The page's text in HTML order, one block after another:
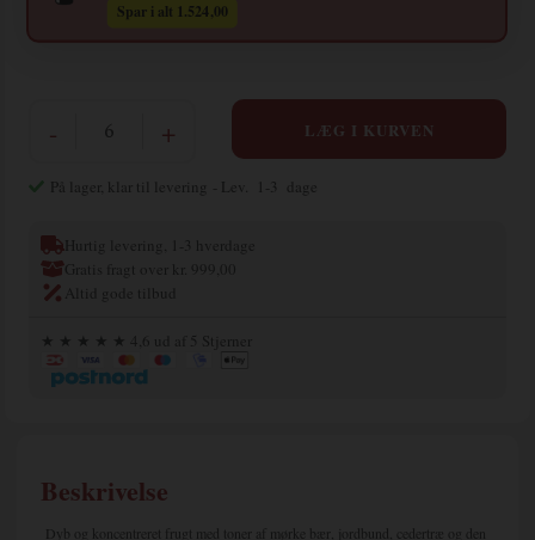
Spar i alt 1.524,00
- +
På lager, klar til levering - Lev. 1-3 dage
Hurtig levering, 1-3 hverdage
Gratis fragt over kr. 999,00
Altid gode tilbud
★ ★ ★ ★ ★ 4,6 ud af 5 Stjerner
Beskrivelse
Dyb og koncentreret frugt med toner af mørke bær, jordbund, cedertræ og den